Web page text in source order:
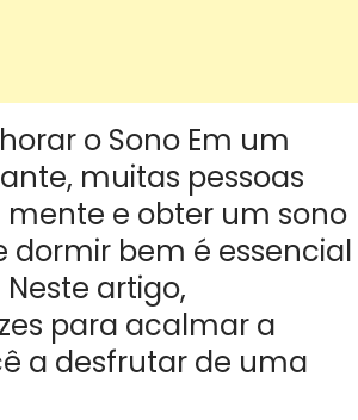
o Sono Em um
muitas pessoas
e obter um sono
dormir bem é essencial
artigo,
para acalmar a
a desfrutar de uma